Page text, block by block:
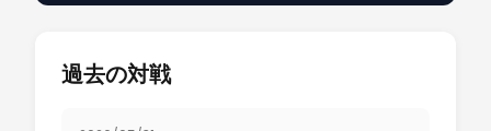
過去の対戦